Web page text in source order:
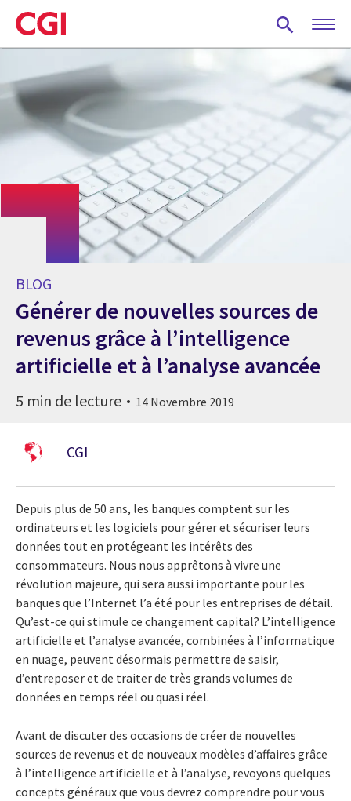
Skip
to
main
BLOG
Générer de nouvelles sources de
revenus grâce à l’intelligence
artificielle et à l’analyse avancée
5 min de lecture 14 Novembre 2019
CGI
Depuis plus de 50 ans, les banques comptent sur les
ordinateurs et les logiciels pour gérer et sécuriser leurs
données tout en protégeant les intérêts des
consommateurs. Nous nous apprêtons à vivre une
révolution majeure, qui sera aussi importante pour les
banques que l’Internet l’a été pour les entreprises de détail.
Qu’est-ce qui stimule ce changement capital? L’intelligence
artificielle et l’analyse avancée, combinées à l’informatique
en nuage, peuvent désormais permettre de saisir,
d’entreposer et de traiter de très grands volumes de
données en temps réel ou quasi réel.
Avant de discuter des occasions de créer de nouvelles
sources de revenus et de nouveaux modèles d’affaires grâce
à l’intelligence artificielle et à l’analyse, revoyons quelques
concepts généraux que vous devrez comprendre pour vous